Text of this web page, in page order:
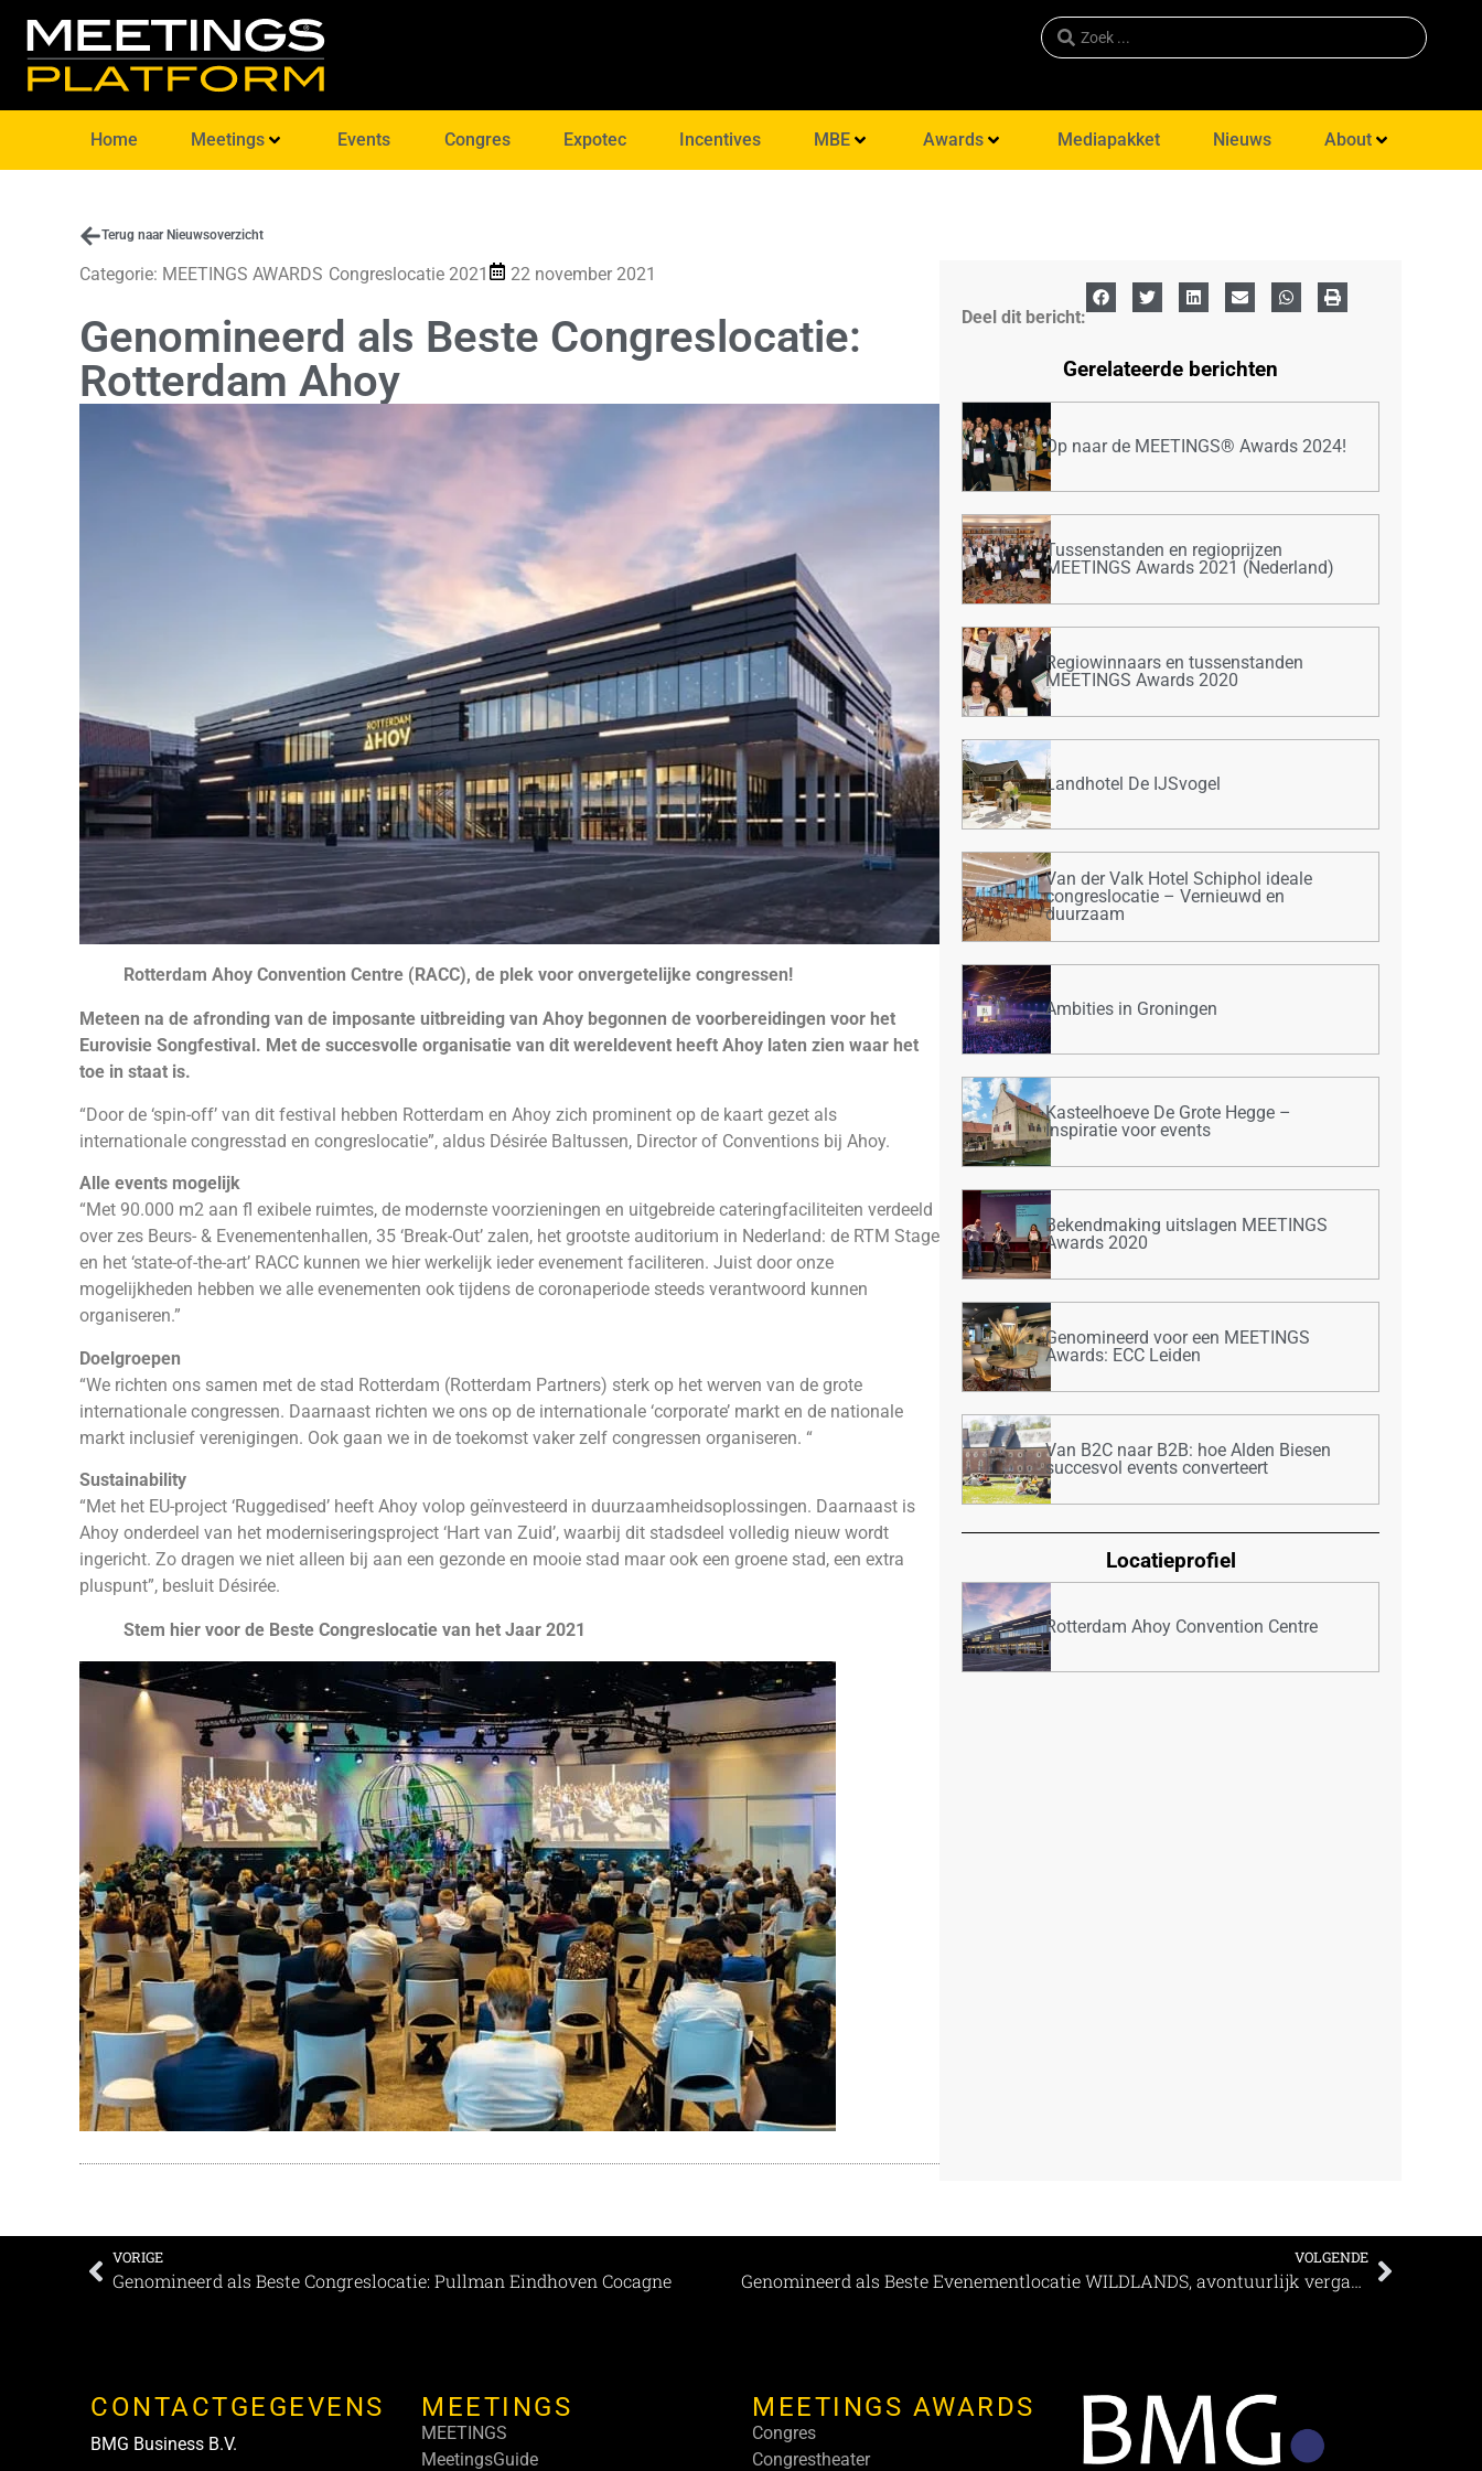
Home Meetings Events Congres Expotec Incentives MBE Awards Mediapakket Nieuws About
Terug naar Nieuwsoverzicht
Categorie: MEETINGS AWARDS Congreslocatie 2021 22 november 2021
Genomineerd als Beste Congreslocatie:
Rotterdam Ahoy
Rotterdam Ahoy Convention Centre (RACC), de plek voor onvergetelijke congressen!
Meteen na de afronding van de imposante uitbreiding van Ahoy begonnen de voorbereidingen voor het
Eurovisie Songfestival. Met de succesvolle organisatie van dit wereldevent heeft Ahoy laten zien waar het
toe in staat is.
“Door de ‘spin-off’ van dit festival hebben Rotterdam en Ahoy zich prominent op de kaart gezet als
internationale congresstad en congreslocatie”, aldus Désirée Baltussen, Director of Conventions bij Ahoy.
Alle events mogelijk
“Met 90.000 m2 aan fl exibele ruimtes, de modernste voorzieningen en uitgebreide cateringfaciliteiten verdeeld
over zes Beurs- & Evenementenhallen, 35 ‘Break-Out’ zalen, het grootste auditorium in Nederland: de RTM Stage
en het ‘state-of-the-art’ RACC kunnen we hier werkelijk ieder evenement faciliteren. Juist door onze
mogelijkheden hebben we alle evenementen ook tijdens de coronaperiode steeds verantwoord kunnen
organiseren.”
Doelgroepen
“We richten ons samen met de stad Rotterdam (Rotterdam Partners) sterk op het werven van de grote
internationale congressen. Daarnaast richten we ons op de internationale ‘corporate’ markt en de nationale
markt inclusief verenigingen. Ook gaan we in de toekomst vaker zelf congressen organiseren. “
Sustainability
“Met het EU-project ‘Ruggedised’ heeft Ahoy volop geïnvesteerd in duurzaamheidsoplossingen. Daarnaast is
Ahoy onderdeel van het moderniseringsproject ‘Hart van Zuid’, waarbij dit stadsdeel volledig nieuw wordt
ingericht. Zo dragen we niet alleen bij aan een gezonde en mooie stad maar ook een groene stad, een extra
pluspunt”, besluit Désirée.
Stem hier voor de Beste Congreslocatie van het Jaar 2021
Deel dit bericht:
Gerelateerde berichten
Op naar de MEETINGS® Awards 2024!
Tussenstanden en regioprijzen
MEETINGS Awards 2021 (Nederland)
Regiowinnaars en tussenstanden
MEETINGS Awards 2020
Landhotel De IJSvogel
Van der Valk Hotel Schiphol ideale
congreslocatie – Vernieuwd en
duurzaam
Ambities in Groningen
Kasteelhoeve De Grote Hegge –
Inspiratie voor events
Bekendmaking uitslagen MEETINGS
Awards 2020
Genomineerd voor een MEETINGS
Awards: ECC Leiden
Van B2C naar B2B: hoe Alden Biesen
succesvol events converteert
Locatieprofiel
Rotterdam Ahoy Convention Centre
VORIGE
Genomineerd als Beste Congreslocatie: Pullman Eindhoven Cocagne
VOLGENDE
Genomineerd als Beste Evenementlocatie WILDLANDS, avontuurlijk vergaderen tussen de dieren!
CONTACTGEGEVENS
BMG Business B.V.
MEETINGS
MEETINGS
MeetingsGuide
MEETINGS AWARDS
Congres
Congrestheater